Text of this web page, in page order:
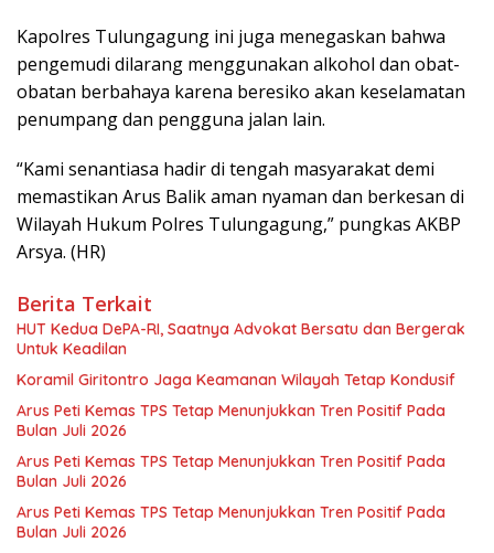
Kapolres Tulungagung ini juga menegaskan bahwa
pengemudi dilarang menggunakan alkohol dan obat-
obatan berbahaya karena beresiko akan keselamatan
penumpang dan pengguna jalan lain.
“Kami senantiasa hadir di tengah masyarakat demi
memastikan Arus Balik aman nyaman dan berkesan di
Wilayah Hukum Polres Tulungagung,” pungkas AKBP
Arsya. (HR)
Berita Terkait
HUT Kedua DePA-RI, Saatnya Advokat Bersatu dan Bergerak
Untuk Keadilan
Koramil Giritontro Jaga Keamanan Wilayah Tetap Kondusif
Arus Peti Kemas TPS Tetap Menunjukkan Tren Positif Pada
Bulan Juli 2026
Arus Peti Kemas TPS Tetap Menunjukkan Tren Positif Pada
Bulan Juli 2026
Arus Peti Kemas TPS Tetap Menunjukkan Tren Positif Pada
Bulan Juli 2026